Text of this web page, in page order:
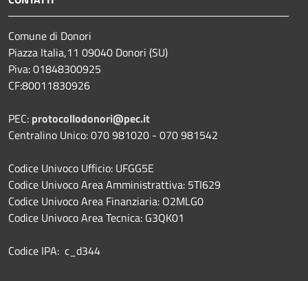
Comune di Donori
Piazza Italia,11 09040 Donori (SU)
Piva: 01848300925
CF:80011830926
PEC: protocollodonori@pec.it
Centralino Unico: 070 981020 - 070 981542
Codice Univoco Ufficio: UFGG5E
Codice Univoco Area Amministrattiva: 5TI629
Codice Univoco Area Finanziaria: O2MLG0
Codice Univoco Area Tecnica: G3QK01
Codice IPA: c_d344